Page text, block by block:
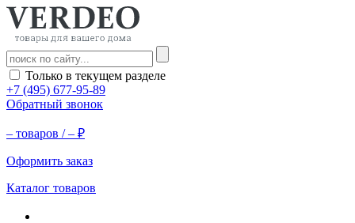
Только в текущем разделе
+7 (495) 677-95-89
Обратный звонок
– товаров /– ₽
Оформить заказ
Каталог товаров